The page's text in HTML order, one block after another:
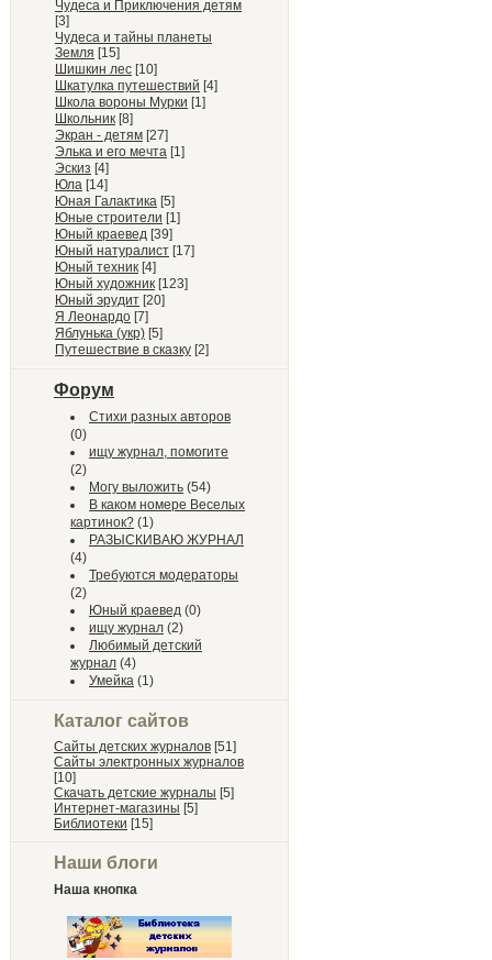
Чудеса и Приключения детям
[3]
Чудеса и тайны планеты
Земля [15]
Шишкин лес [10]
Шкатулка путешествий [4]
Школа вороны Мурки [1]
Школьник [8]
Экран - детям [27]
Элька и его мечта [1]
Эскиз [4]
Юла [14]
Юная Галактика [5]
Юные строители [1]
Юный краевед [39]
Юный натуралист [17]
Юный техник [4]
Юный художник [123]
Юный эрудит [20]
Я Леонардо [7]
Яблунька (укр) [5]
Путешествие в сказку [2]
Форум
Стихи разных авторов
(0)
ищу журнал, помогите
(2)
Могу выложить (54)
В каком номере Веселых
картинок? (1)
РАЗЫСКИВАЮ ЖУРНАЛ
(4)
Требуются модераторы
(2)
Юный краевед (0)
ищу журнал (2)
Любимый детский
журнал (4)
Умейка (1)
Каталог сайтов
Сайты детских журналов [51]
Сайты электронных журналов
[10]
Скачать детские журналы [5]
Интернет-магазины [5]
Библиотеки [15]
Наши блоги
Наша кнопка